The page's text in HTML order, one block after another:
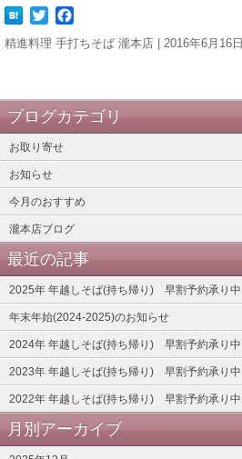
Twitter
精進料理 手打ちそば 瀧本店 | 2016年6月16日
ブログカテゴリ
お取り寄せ
お知らせ
今月のおすすめ
瀧本店ブログ
最近の記事
2025年 年越しそば(持ち帰り) 早割予約承り中
年末年始(2024-2025)のお知らせ
2024年 年越しそば(持ち帰り) 早割予約承り中
2023年 年越しそば(持ち帰り) 早割予約承り中
2022年 年越しそば(持ち帰り) 早割予約承り中
月別アーカイブ